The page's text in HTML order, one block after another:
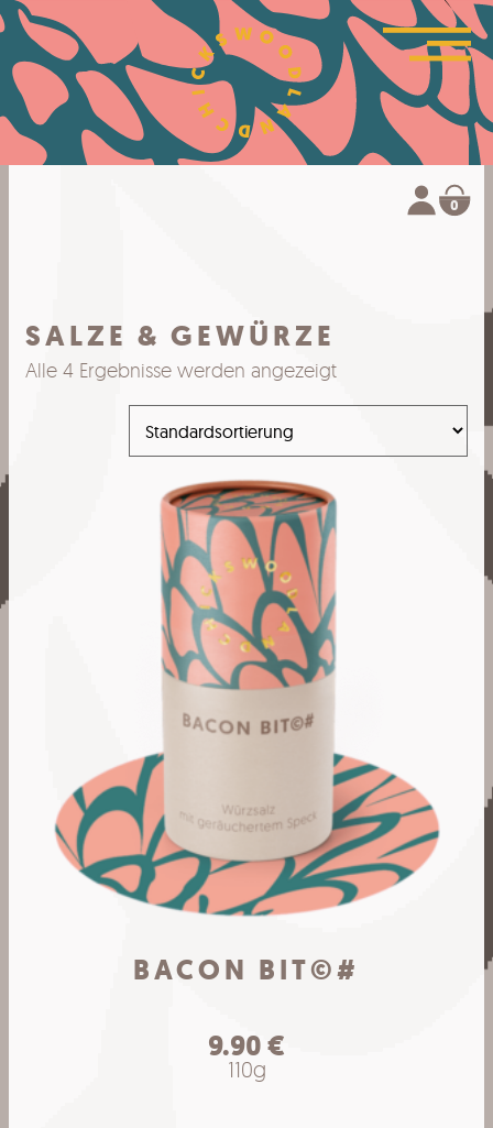
0
SALZE & GEWÜRZE
Alle 4 Ergebnisse werden angezeigt
BACON BIT©#
9.90€
110g